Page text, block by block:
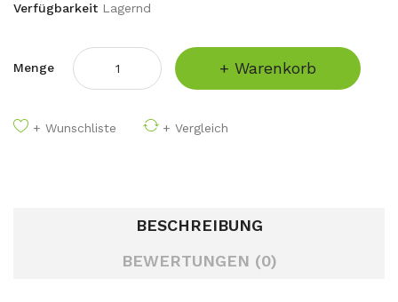
Verfügbarkeit Lagernd
Menge + Warenkorb
+ Wunschliste + Vergleich
BESCHREIBUNG
BEWERTUNGEN (0)